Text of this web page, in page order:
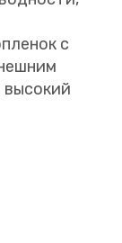
с
высокий